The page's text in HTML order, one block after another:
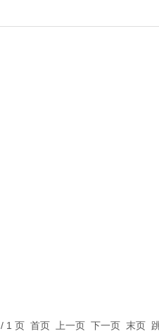
/ 1 页 首页 上一页 下一页 末页